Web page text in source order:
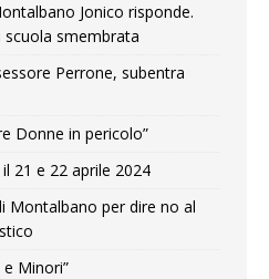
Jonico risponde.
scuola smembrata
Perrone, subentra
Donne in pericolo”
21 e 22 aprile 2024
Montalbano per dire no al
Minori”